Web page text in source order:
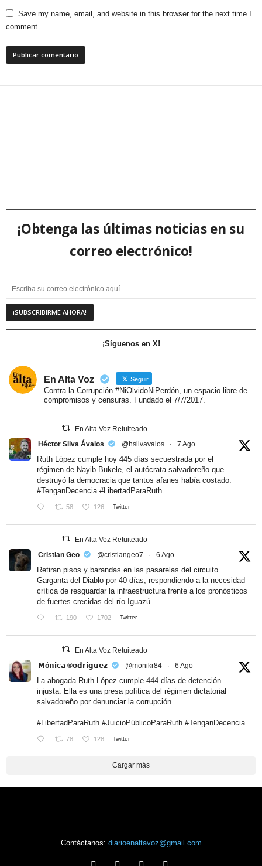
Save my name, email, and website in this browser for the next time I
comment.
¡Obtenga las últimas noticias en su
correo electrónico!
¡Síguenos en X!
En Alta Voz Seguir
Contra la Corrupción #NiOlvidoNiPerdón, un espacio libre de
compromisos y censuras. Fundado el 7/7/2017.
En Alta Voz Retuiteado
Héctor Silva Ávalos
@hsilvavalos · 7 Ago
Ruth López cumple hoy 445 días secuestrada por el
régimen de Nayib Bukele, el autócrata salvadoreño que
destruyó la democracia que tantos afanes había costado.
#TenganDecencia #LibertadParaRuth
58 126 Twitter
En Alta Voz Retuiteado
Cristian Geo
@cristiangeo7 · 6 Ago
Retiran pisos y barandas en las pasarelas del circuito
Garganta del Diablo por 40 días, respondiendo a la necesidad
crítica de resguardar la infraestructura frente a los pronósticos
de fuertes crecidas del río Iguazú.
190 1702 Twitter
En Alta Voz Retuiteado
𝗠ó𝗻𝗶𝗰𝗮 ®𝗼𝗱𝗿𝗶𝗴𝘂𝗲𝘇
@monikr84 · 6 Ago
La abogada Ruth López cumple 444 días de detención
injusta. Ella es una presa política del régimen dictatorial
salvadoreño por denunciar la corrupción.
#LibertadParaRuth #JuicioPúblicoParaRuth #TenganDecencia
78 128 Twitter
Cargar más
Contáctanos: diarioenaltavoz@gmail.com